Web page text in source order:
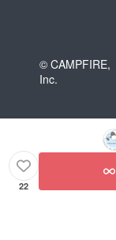
© CAMPFIRE,
Inc.
22